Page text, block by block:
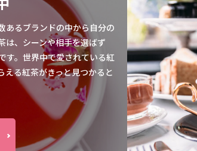
あるブランドの中から自分の
は、シーンや相手を選ばず
す。世界中で愛されている紅
える紅茶がきっと見つかると